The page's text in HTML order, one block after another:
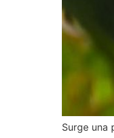
Surge una